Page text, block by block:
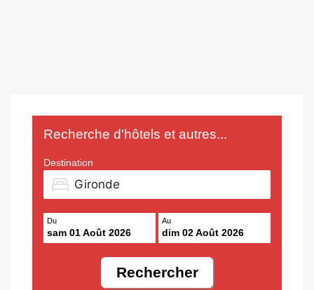
Recherche d'hôtels et autres...
Destination
Du
sam 01 Août 2026
Au
dim 02 Août 2026